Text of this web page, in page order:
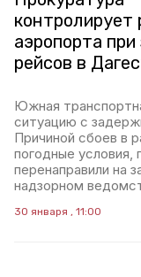
контролирует
аэропорта
рейсов в
Южная
ситуацию с
Причиной сбоев в
погодные
перенаправили на
надзорном
30 января , 11:00